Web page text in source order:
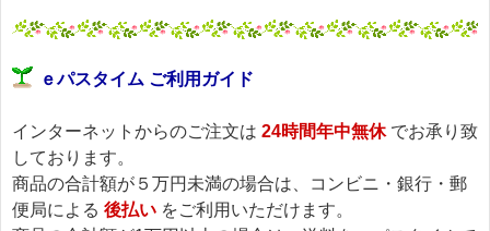
ｅパスタイム ご利用ガイド
インターネットからのご注文は 24時間年中無休でお承り致
しております。
商品の合計額が５万円未満の場合は、コンビニ・銀行・郵
便局による 後払い をご利用いただけます。